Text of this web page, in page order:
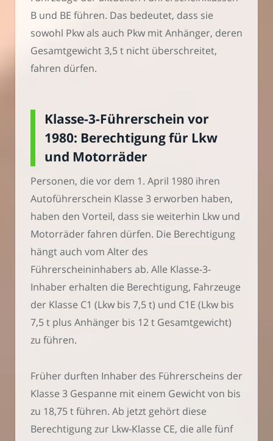
B und BE führen. Das bedeutet, dass sie
sowohl Pkw als auch Pkw mit Anhänger, deren
Gesamtgewicht 3,5 t nicht überschreitet,
fahren dürfen.
Klasse-3-Führerschein vor
1980: Berechtigung für Lkw
und Motorräder
Personen, die vor dem 1. April 1980 ihren
Autoführerschein Klasse 3 erworben haben,
haben den Vorteil, dass sie weiterhin Lkw und
Motorräder fahren dürfen. Die Berechtigung
hängt auch vom Alter des
Führerscheininhabers ab. Alle Klasse-3-
Inhaber erhalten die Berechtigung, Fahrzeuge
der Klasse C1 (Lkw bis 7,5 t) und C1E (Lkw bis
7,5 t plus Anhänger bis 12 t Gesamtgewicht)
zu führen.
Früher durften Inhaber des Führerscheins der
Klasse 3 Gespanne mit einem Gewicht von bis
zu 18,75 t führen. Ab jetzt gehört diese
Berechtigung zur Lkw-Klasse CE, die alle fünf